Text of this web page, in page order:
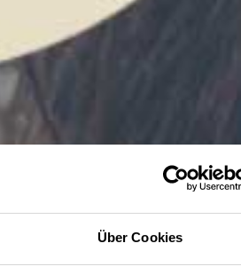
Über Cookies